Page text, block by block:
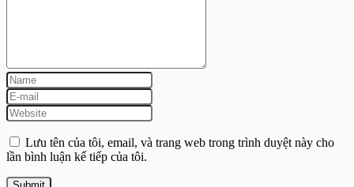
Lưu tên của tôi, email, và trang web trong trình duyệt này cho
lần bình luận kế tiếp của tôi.